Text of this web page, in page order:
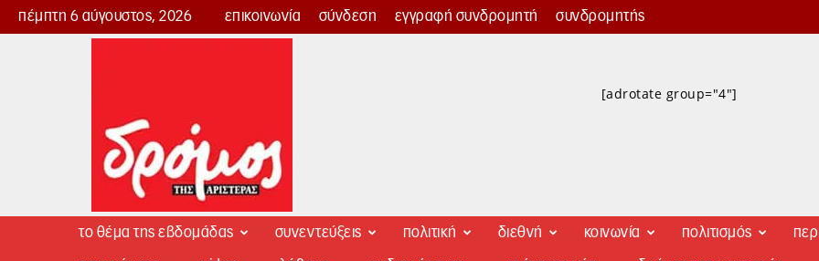
πέμπτη 6 αύγουστος, 2026 επικοινωνία σύνδεση εγγραφή συνδρομητή συνδρομητής
Δρόμος
[adrotate group="4"]
το θέμα της εβδομάδας συνεντεύξεις πολιτική διεθνή κοινωνία πολιτισμός